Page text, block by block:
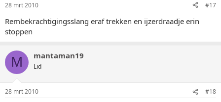
28 mrt 2010 #17
Rembekrachtigingsslang eraf trekken en ijzerdraadje erin
stoppen
M mantaman19
Lid
28 mrt 2010 #18